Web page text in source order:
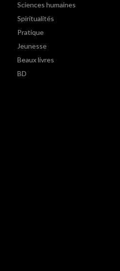
Sciences humaines
Spiritualités
Pratique
Jeunesse
Beaux livres
BD